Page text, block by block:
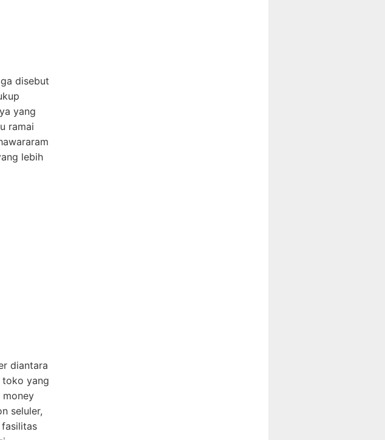
disebut
yang
ramai
lebih
diantara
toko yang
money
seluler,
fasilitas